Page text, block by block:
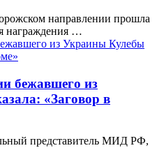
направлении прошла
награждения …
бежавшего из
«Заговор в
представитель МИД РФ,